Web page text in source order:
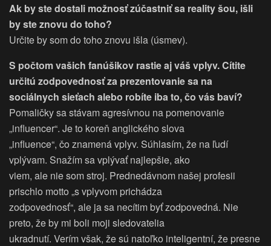
Ak by ste dostali možnosť zúčastniť sa reality šou, išli
by ste znovu do toho?
Určite by som do toho znovu išla (úsmev).
S počtom vašich fanúšikov rastie aj váš vplyv. Cítite
určitú zodpovednosť za prezentovanie sa na
sociálnych sieťach alebo robíte iba to, čo vás baví?
Pomaličky sa stávam agresívnou na pomenovanie
„influencer“. Je to koreň anglického slova
„influence“, čo znamená vplyv. Súhlasím, že na ľudí
vplývam. Snažím sa vplývať najlepšie, ako
viem, ale nie som stroj. Prednedávnom našej profesii
prischlo motto „s vplyvom prichádza
zodpovednosť“, ale ja sa necítim byť zodpovedná. Nie
preto, že by mi boli moji sledovatelia
ukradnutí. Verím však, že sú natoľko inteligentní, že presne